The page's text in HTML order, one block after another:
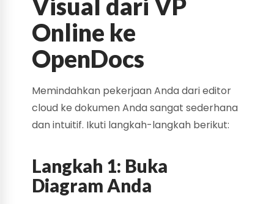
Online ke
OpenDocs
Memindahkan pekerjaan Anda dari editor
cloud ke dokumen Anda sangat sederhana
dan intuitif. Ikuti langkah-langkah berikut:
Langkah 1: Buka
Diagram Anda